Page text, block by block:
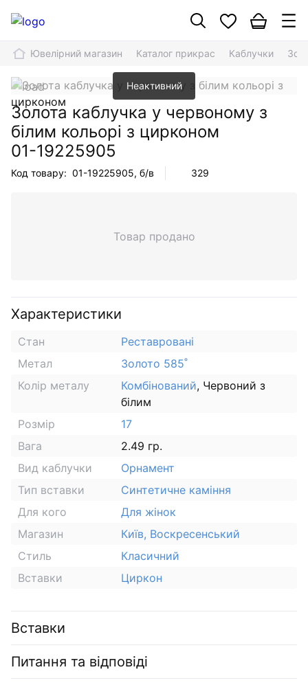
Ювелірний магазин Каталог прикрас Каблучки
Неактивний
Золота каблучка у червоному з
білим кольорі з цирконом
01-19225905
Код товару: 01-19225905, б/в 329
Товар продано
Характеристики
Стан
Реставровані
Метал
Золото 585˚
Колір металу
Комбінований, Червоний з
білим
Розмір
17
Вага
2.49 гр.
Вид каблучки
Орнамент
Тип вставки
Синтетичне каміння
Для кого
Для жінок
Магазин
Київ, Воскресенський
Стиль
Класичний
Вставки
Циркон
Вставки
Питання та відповіді